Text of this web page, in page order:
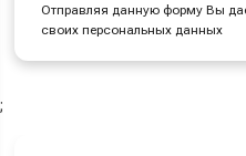
Отправляя данную форму Вы
своих персональных данных
;